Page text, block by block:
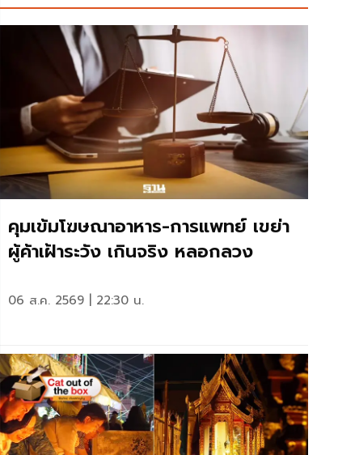
คุมเข้มโฆษณาอาหาร-การแพทย์ เขย่า
ผู้ค้าเฝ้าระวัง เกินจริง หลอกลวง
06 ส.ค. 2569 | 22:30 น.